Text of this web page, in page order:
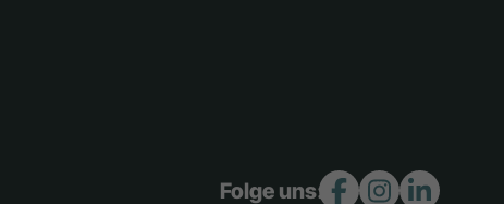
Folge uns: